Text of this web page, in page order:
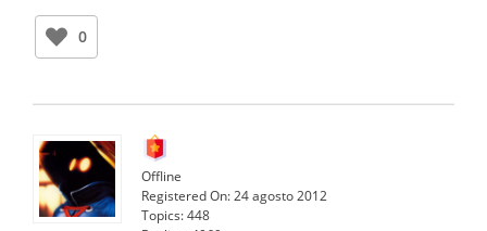
0
Offline
Registered On:24 agosto 2012
Topics:448